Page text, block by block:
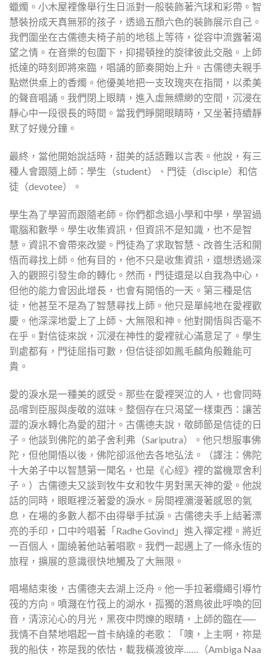
蠟燭。小木屋裡像舉行生日派對一般裝飾著汽球和彩帶。智
慧裝扮成天真無邪的孩子，透過五顏六色的裝飾展示自己。
我們圍坐在古儒德夫椅子前的地毯上等待，從容中流露著渴
望之情。在音樂的包圍下，抑揚頓挫的旋律彼此交融。上師
抵達的時刻即將來臨，唱誦的節奏開始上升。古儒德夫親手
點燃供桌上的香燭。他優美地把一支玫瑰夾在指間，以柔美
的聲音唱誦。我們閉上眼睛，進入虛無縹緲的空間，沉浸在
靜心中一段很長的時間。當我們睜開眼睛時，又坐著持續靜
默了好幾分鐘。
最終，當他開始說話時，甜美的話語難以言表。他說，有三
種人會跟隨上師：學生（student）、門徒（disciple）和信
徒（devotee）。
學生為了學習而跟隨老師。你們都念過小學和中學，學習過
電腦和數學。學生收集資訊，但資訊不是知識，也不是智
慧。資訊不會帶來改變。門徒為了求取智慧、改善生活和開
悟而尋找上師。他有目的，他不只是收集資訊，還想透過深
入的觀照引發生命的轉化。然而，門徒還是以自我為中心，
但他的能力會因此增長，也會有開悟的一天。第三種是信
徒，他甚至不是為了智慧尋找上師。他只是單純地在愛裡歡
慶。他深深地愛上了上師、大無限和神。他對開悟與否毫不
在乎。對信徒來說，沉浸在神性的愛裡就心滿意足了。學生
到處都有，門徒屈指可數，但信徒卻如鳳毛麟角般難能可
貴。
愛的淚水是一種美的感受。那些在愛裡哭泣的人，也會同時
品嚐到臣服與虔敬的滋味。整個存在只渴望一樣東西：讓苦
澀的淚水轉化為愛的甜汁。古儒德夫說，敬師節是信徒的日
子。他談到佛陀的弟子舍利弗（Sariputra）。他只想服事佛
陀，但他開悟以後，佛陀卻派他去各地弘法。（譯注：佛陀
十大弟子中以智慧第一聞名，也是《心經》裡的當機眾舍利
子。）古儒德夫又談到牧牛女和牧牛男對黑天神的愛。他說
話的同時，眼眶裡泛著愛的淚水。房間裡瀰漫著感恩的氣
息，在場的多數人都不由得舉手拭淚。古儒德夫手上結著漂
亮的手印，口中吟唱著「Radhe Govind」進入禪定裡。將近
一百個人，圍繞著他站著唱歌。我們一起邁上了一條永恆的
旅程，擴展的意識很快地觸及了大無限。
唱場結束後，古儒德夫去湖上泛舟。他一手拉著纜繩引導竹
筏的方向。噴濺在竹筏上的湖水，孤獨的潛鳥彼此呼喚的回
音，清涼沁心的月光，黑夜中閃爍的眼睛，上師的臨在──
我情不自禁地唱起一首卡納達的老歌：「噢，上主啊，祢是
我的船伕，祢是我的依怙，載我橫渡彼岸……（Ambiga Naa